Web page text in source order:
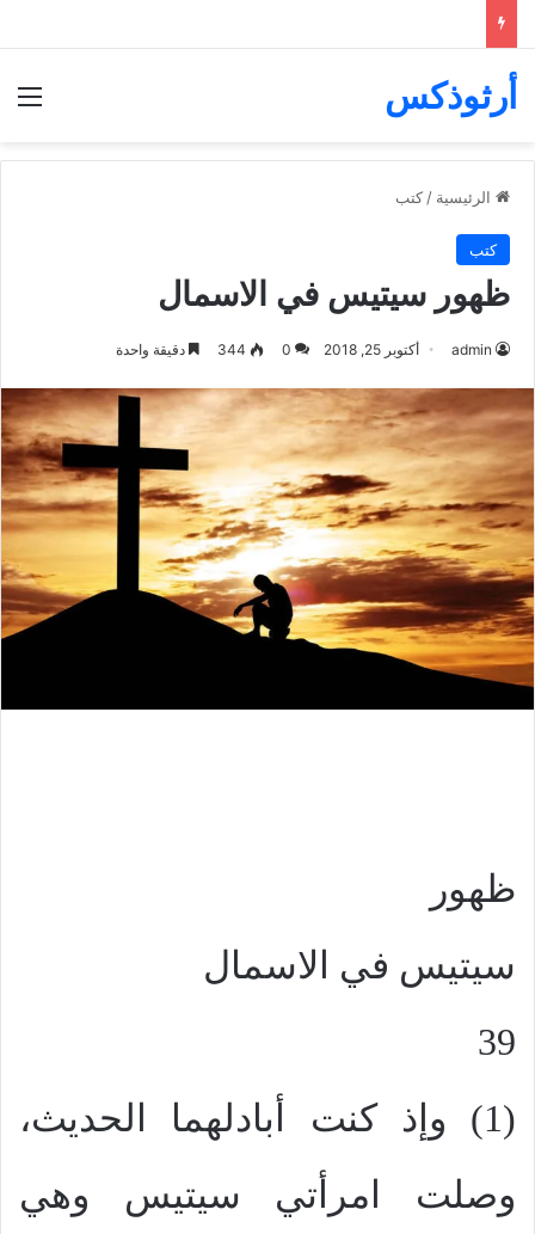
أرثوذكس
الرئيسية / كتب
كتب
ظهور سيتيس في الاسمال
admin أكتوبر 25, 2018 0
344 دقيقة واحدة
ظهور
سيتيس في الاسمال
39
(1) وإذ كنت أبادلهما الحديث،
وصلت امرأتي سيتيس وهي